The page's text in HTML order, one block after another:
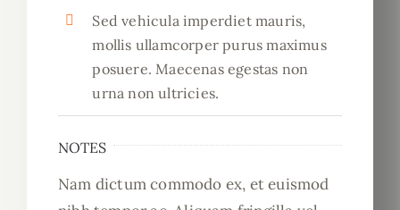
Sed vehicula imperdiet mauris,
mollis ullamcorper purus maximus
posuere. Maecenas egestas non
urna non ultricies.
NOTES
Nam dictum commodo ex, et euismod